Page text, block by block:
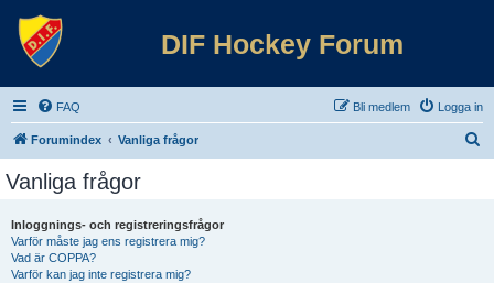
DIF Hockey Forum
FAQ Logga in
Bli medlem
Forumindex Vanliga frågor
Vanliga frågor
Inloggnings- och registreringsfrågor
Varför måste jag ens registrera mig?
Vad är COPPA?
Varför kan jag inte registrera mig?